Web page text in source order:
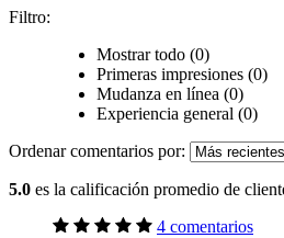
Filtro:
Mostrar todo (0)
Primeras impresiones (0)
Mudanza en línea (0)
Experiencia general (0)
Ordenar comentarios por:
5.0 es la calificación promedio de
4 comentarios